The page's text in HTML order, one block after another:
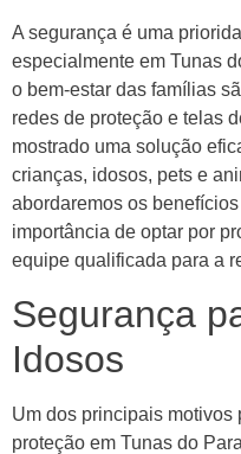
A segurança é uma
especialmente em Tunas
o bem-estar das famílias
redes de proteção e telas
mostrado uma solução
crianças, idosos, pets e
abordaremos os
importância de optar por
equipe qualificada para a
Segurança
Idosos
Um dos principais motivos
proteção em Tunas do